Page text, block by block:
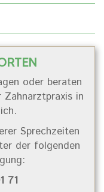
oder beraten
Zahnarztpraxis in
Sprechzeiten
der folgenden
71